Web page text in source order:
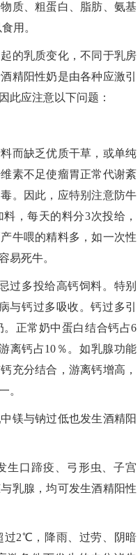
质、粗蛋白、脂肪、氨基
用。
的乳质变化，不同于乳房
精阳性奶是由各种应激引
此应注意以下问题：
而缺乏优质干草，或单纯
素不足使瘤胃正常代谢紊
。因此，应特别注意防牛
，每天的料分3次投给，
牛喂的精料多，如一次性
易死牛。
过多投给高钙饲料。特别
与钙过多吸收。钙过多引
正常奶中蛋白结合钙占6
离钙占10％。如乳腺功能
充分结合，游离钙增高，
。
镁与钠过低也发生酒精阳
生口蹄疫、弓形虫、子宫
乳腺，均可发生酒精阳性
过2℃，降雨、过劳、阴暗